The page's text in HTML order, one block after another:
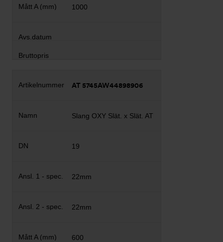
1000
AT 5745AW44898906
Slang OXY Slät. x Slät. AT
19
22mm
22mm
600